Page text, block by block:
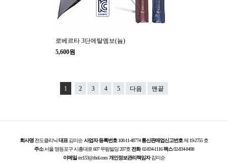
로베르타 3단메탈엠보(늄)
5,600원
1 2 3 4 5 다음 맨끝
회사명전도클리닉 대표 김미순 사업자 등록번호108-11-48774 통신판매업신고번호제 19-2755 호
주소서울 영등포구 시흥대로 607 무림빌딩 207호 전화02-834-1116 팩스02-834-8498
이메일ccc153@chol.com 개인정보관리책임자김미순